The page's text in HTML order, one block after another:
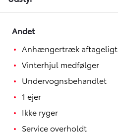
Andet
Anhængertræk aftageligt
Vinterhjul medfølger
Undervognsbehandlet
1 ejer
Ikke ryger
Service overholdt